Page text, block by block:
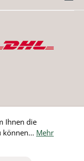
Ihnen die
können... Mehr